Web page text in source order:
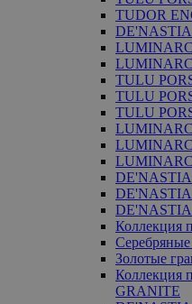
TUDOR
TULU
TULU
TULU
DE'NASTIA
DE'NASTIA
Коллекция
Серебряные
Золотые
Коллекция
GRANITE